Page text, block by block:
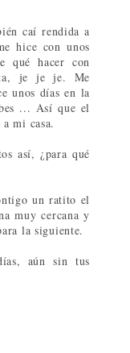
caí rendida a
hice con unos
qué hacer con
je je je. Me
unos días en la
... Así que el
mi casa.
así, ¿para qué
un ratito el
muy cercana y
la siguiente.
aún sin tus